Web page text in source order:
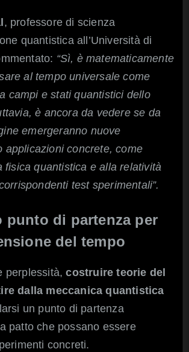
, professore di scienza
quantistica all’Università di
“Sì, è matematicamente
al tempo universale come
campi e stati quantistici dello
è ancora da vedere se da
emergeranno nuove
applicazioni concrete, come
fisica quantistica e alla relatività
test sperimentali”.
punto di partenza per
del tempo
perplessità,costruire teorie del
dalla meccanica quantistica
un punto di partenza
patto che possano essere
concreti.